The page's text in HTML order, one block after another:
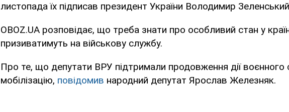
листопада їх підписав президент України Володимир
OBOZ.UA розповідає, що треба знати про особливий стан у
призиватимуть на військову службу.
Про те, що депутати ВРУ підтримали продовження дії воєнного
мобілізацію, повідомив народний депутат Ярослав Железняк.